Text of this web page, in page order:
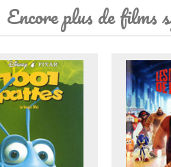
Encore plus de films